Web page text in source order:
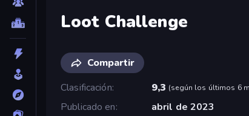
Loot Challenge
Compartir
Clasificación
9,3 (según los últimos 6
Publicado en
abril de 2023